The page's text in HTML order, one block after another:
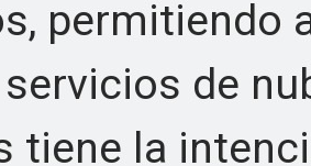
permitiendo
de
tiene la